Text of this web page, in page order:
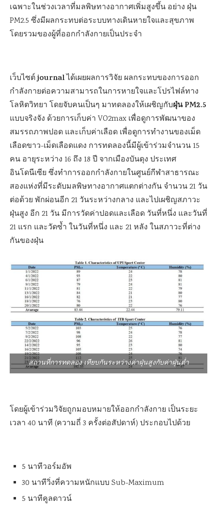
เฉพาะในช่วงเวลาที่มลพิษทางอากาศเพิ่มสูงขึ้น อย่าง ฝุ่น
PM2.5 ซึ่งมีผลกระทบต่อระบบทางเดินหายใจและสุขภาพ
โดยรวมของผู้ที่ออกกำลังกายเป็นประจำ
เว็บไซต์journalได้เผยผลการวิจัย ผลกระทบของการออก
กำลังกายต่อความสามารถในการหายใจและโปรไฟล์ทาง
โลหิตวิทยา โดยจับคนเป็นๆ มาทดลองให้เผชิญกับฝุ่น PM2.5
แบบจริงจัง ด้วยการเก็บค่า VO2max เพื่อดูการพัฒนาของ
สมรรถภาพปอด และเก็บค่าเลือด เพื่อดูการทำงานของเม็ด
เลือดขาว-เม็ดเลือดแดง การทดลองนี้มีผู้เข้าร่วมจำนวน 15
คน อายุระหว่าง 16 ถึง 18 ปี จากเมืองบันดุง ประเทศ
อินโดนีเซีย ซึ่งทำการออกกำลังกายในศูนย์กีฬาสาธารณะ
สองแห่งที่มีระดับมลพิษทางอากาศแตกต่างกัน จำนวน 21 วัน
ต่อด้วย พักผ่อนอีก 21 วันระหว่างกลาง และไปเผชิญสภาวะ
ฝุ่นสูง อีก 21 วัน มีการวัดค่าปอดและเลือด วันที่หนึ่ง และวันที่
21 แรก และวัดซ้ำ ในวันที่หนึ่ง และ 21 หลัง ในสภาวะที่ต่าง
กันของฝุ่น
สถานที่การทดลอง เทียบกันระหว่างค่าฝุ่นสูงกับค่าฝุ่นต่ำ
โดยผู้เข้าร่วมวิจัยถูกมอบหมายให้ออกกำลังกาย เป็นระยะ
เวลา 40 นาที (ความถี่ 3 ครั้งต่อสัปดาห์) ประกอบไปด้วย
5 นาทีวอร์มอัพ
30 นาทีวิ่งที่ความหนักแบบ Sub-Maximum
5 นาทีคูลดาวน์